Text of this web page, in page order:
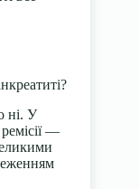
ні. У
—